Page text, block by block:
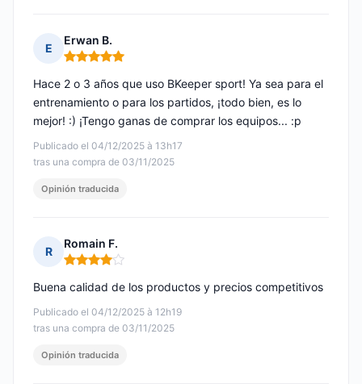
E
Erwan B.
Nota: 5 de 5
Publicado el 04/12/2025 à 13h17
tras una compra de 03/11/2025
Hace 2 o 3 años que uso BKeeper sport! Ya sea para el
entrenamiento o para los partidos, ¡todo bien, es lo
mejor! :) ¡Tengo ganas de comprar los equipos... :p
Opinión traducida
R
Romain F.
Nota: 4 de 5
Publicado el 04/12/2025 à 12h19
tras una compra de 03/11/2025
Buena calidad de los productos y precios competitivos
Opinión traducida